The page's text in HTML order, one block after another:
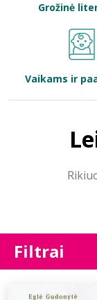
Bibliotekoms
Grožinė
Vaikams ir
Filtrai